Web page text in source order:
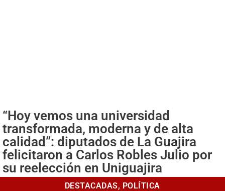
“Hoy vemos una universidad
transformada, moderna y de alta
calidad”: diputados de La Guajira
felicitaron a Carlos Robles Julio por
su reelección en Uniguajira
DESTACADAS, POLÍTICA